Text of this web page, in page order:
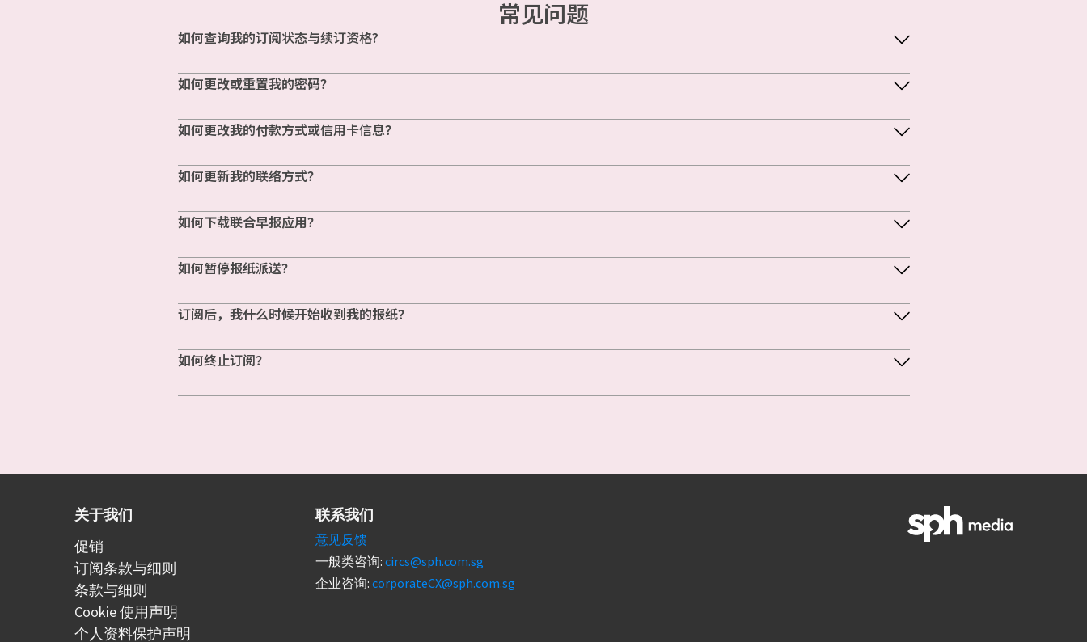
常见问题
如何查询我的订阅状态与续订资格?
如何更改或重置我的密码？
如何更改我的付款方式或信用卡信息？
如何更新我的联络方式？
如何下载联合早报应用？
如何暂停报纸派送？
订阅后，我什么时候开始收到我的报纸？
如何终止订阅？
关于我们
促销
订阅条款与细则
条款与细则
Cookie 使用声明
个人资料保护声明
联系我们
意见反馈
一般类咨询: circs@sph.com.sg
企业咨询: corporateCX@sph.com.sg